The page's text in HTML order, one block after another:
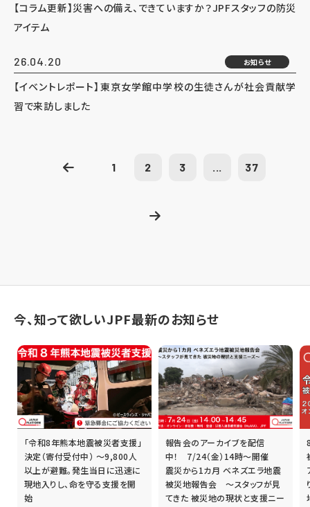
【コラム更新】災害への備え、できていますか？JPFスタッフの防災
アイテム
26.04.20 お知らせ
【イベントレポート】東京女学館中学校の生徒さんが社会貢献学
習で来訪しました
1 2 3 ... 37
今、知って欲しいJPF最新のお知らせ
「令和8年熊本地震被災者支援」
決定（寄付受付中） ～9,800人
以上が避難。発生当日に迅速に
現地入りし、命を守る支援を開
始
報告会のアーカイブを配信
中！ 7/24（金）14時～開催
震災から1カ月 ベネズエラ地震
被災地報告会 ～スタッフが見
てきた 被災地の現状と支援ニー